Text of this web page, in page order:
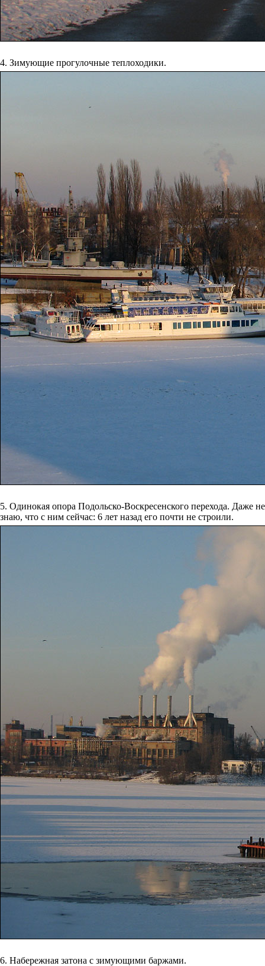
4. Зимующие прогулочные теплоходики.
5. Одинокая опора Подольско-Воскресенского перехода. Даже не
знаю, что с ним сейчас: 6 лет назад его почти не строили.
6. Набережная затона с зимующими баржами.